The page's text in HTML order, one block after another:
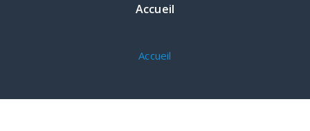
Accueil
Accueil